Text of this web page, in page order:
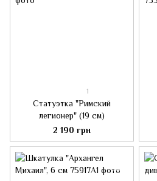
1
Статуэтка "Римский
легионер" (19 см)
2 190 грн